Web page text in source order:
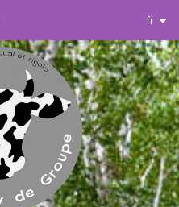
fr